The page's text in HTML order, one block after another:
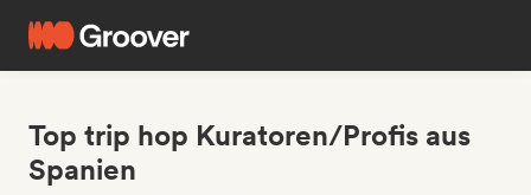
Top trip hop Kuratoren/Profis aus
Spanien